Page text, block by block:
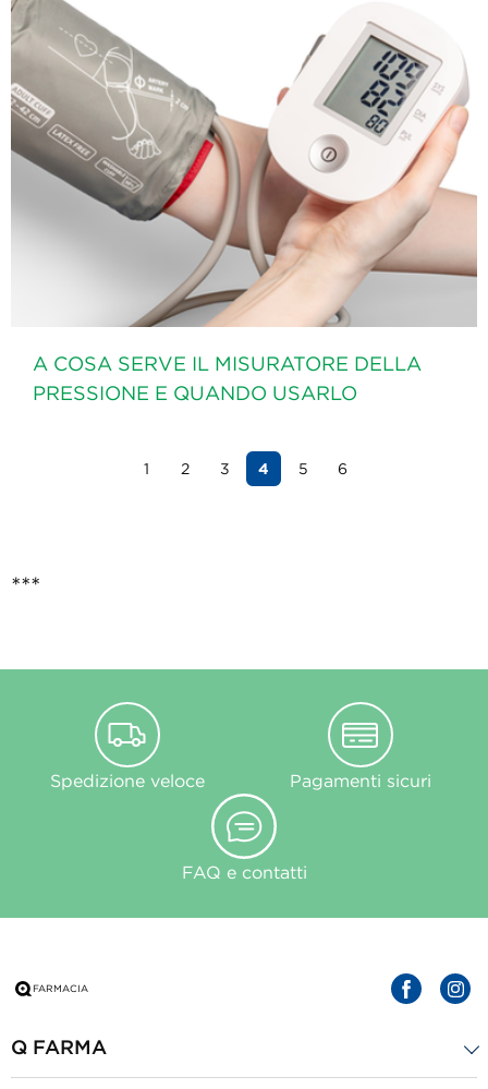
A COSA SERVE IL MISURATORE DELLA
PRESSIONE E QUANDO USARLO
1 2 3 4 5 6
***
Spedizione veloce Pagamenti sicuri
FAQ e contatti
Q FARMA